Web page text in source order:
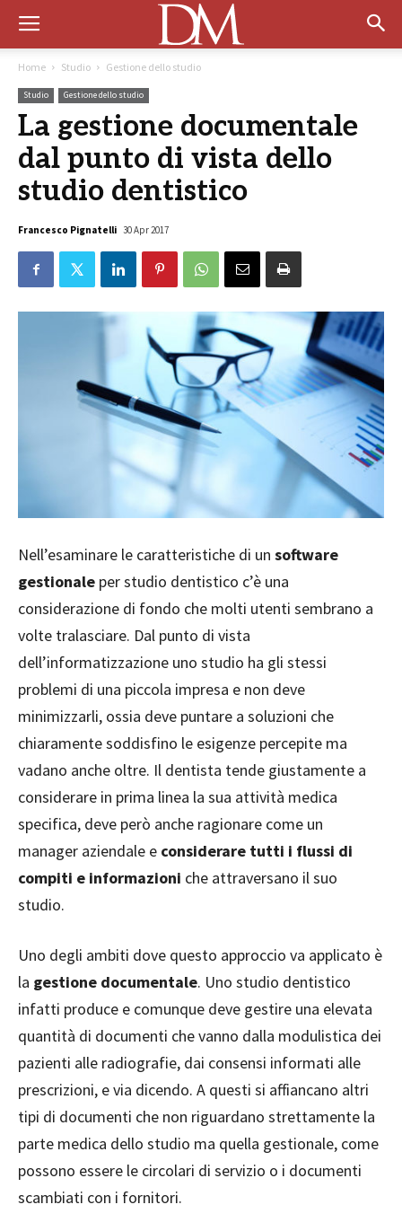
Home Studio Gestione dello studio
Studio Gestione dello studio
La gestione documentale
dal punto di vista dello
studio dentistico
Francesco Pignatelli 30 Apr 2017
Nell’esaminare le caratteristiche di un software
gestionale per studio dentistico c’è una
considerazione di fondo che molti utenti sembrano a
volte tralasciare. Dal punto di vista
dell’informatizzazione uno studio ha gli stessi
problemi di una piccola impresa e non deve
minimizzarli, ossia deve puntare a soluzioni che
chiaramente soddisfino le esigenze percepite ma
vadano anche oltre. Il dentista tende giustamente a
considerare in prima linea la sua attività medica
specifica, deve però anche ragionare come un
manager aziendale e considerare tutti i flussi di
compiti e informazioni che attraversano il suo
studio.
Uno degli ambiti dove questo approccio va applicato è
la gestione documentale. Uno studio dentistico
infatti produce e comunque deve gestire una elevata
quantità di documenti che vanno dalla modulistica dei
pazienti alle radiografie, dai consensi informati alle
prescrizioni, e via dicendo. A questi si affiancano altri
tipi di documenti che non riguardano strettamente la
parte medica dello studio ma quella gestionale, come
possono essere le circolari di servizio o i documenti
scambiati con i fornitori.